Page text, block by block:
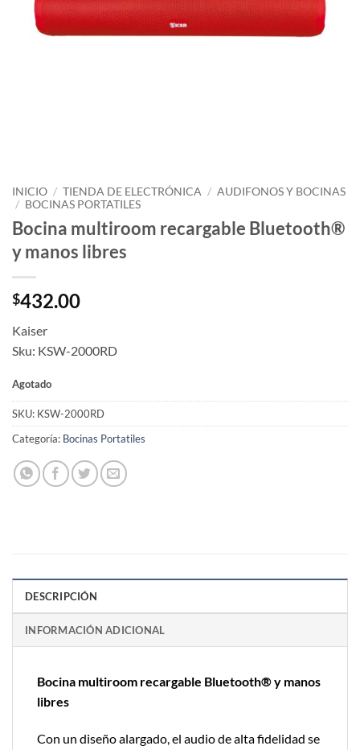
INICIO / TIENDA DE ELECTRÓNICA / AUDIFONOS Y BOCINAS
/ BOCINAS PORTATILES
Bocina multiroom recargable Bluetooth®
y manos libres
$432.00
Kaiser
Sku: KSW-2000RD
Agotado
SKU: KSW-2000RD
Categoría: Bocinas Portatiles
DESCRIPCIÓN
INFORMACIÓN ADICIONAL
Bocina multiroom recargable Bluetooth® y manos
libres
Con un diseño alargado, el audio de alta fidelidad se